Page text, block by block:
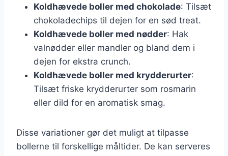
Koldhævede boller med chokolade: Tilsæt
chokoladechips til dejen for en sød treat.
Koldhævede boller med nødder: Hak
valnødder eller mandler og bland dem i
dejen for ekstra crunch.
Koldhævede boller med krydderurter:
Tilsæt friske krydderurter som rosmarin
eller dild for en aromatisk smag.
Disse variationer gør det muligt at tilpasse
bollerne til forskellige måltider. De kan serveres